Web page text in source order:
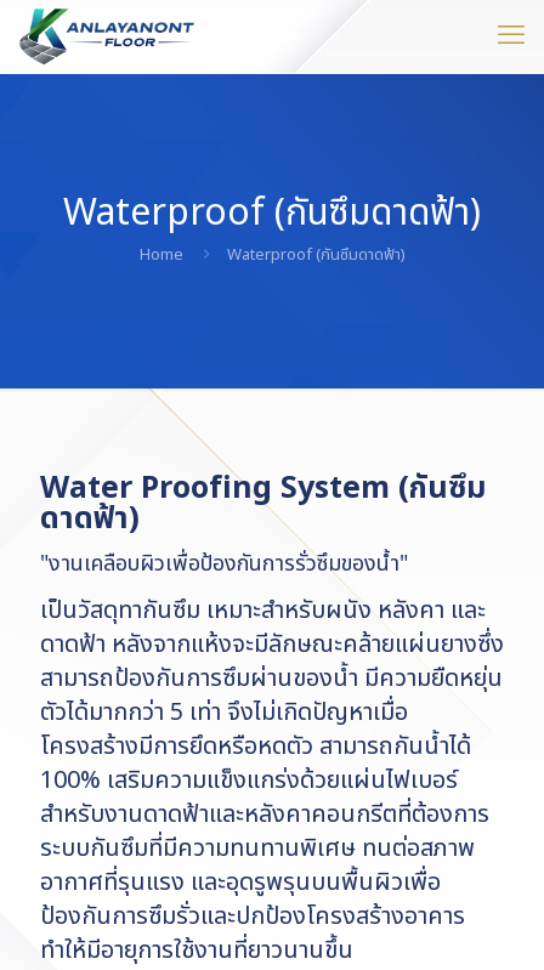
Waterproof (กันซึมดาดฟ้า)
Home Waterproof (กันซึมดาดฟ้า)
Water Proofing System (กันซึม
ดาดฟ้า)
"งานเคลือบผิวเพื่อป้องกันการรั่วซึมของน้ำ"
เป็นวัสดุทากันซึม เหมาะสำหรับผนัง หลังคา และ
ดาดฟ้า หลังจากแห้งจะมีลักษณะคล้ายแผ่นยางซึ่ง
สามารถป้องกันการซึมผ่านของน้ำ มีความยืดหยุ่น
ตัวได้มากกว่า 5 เท่า จึงไม่เกิดปัญหาเมื่อ
โครงสร้างมีการยึดหรือหดตัว สามารถกันน้ำได้
100% เสริมความแข็งแกร่งด้วยแผ่นไฟเบอร์
สำหรับงานดาดฟ้าและหลังคาคอนกรีตที่ต้องการ
ระบบกันซึมที่มีความทนทานพิเศษ ทนต่อสภาพ
อากาศที่รุนแรง และอุดรูพรุนบนพื้นผิวเพื่อ
ป้องกันการซึมรั่วและปกป้องโครงสร้างอาคาร
ทำให้มีอายุการใช้งานที่ยาวนานขึ้น